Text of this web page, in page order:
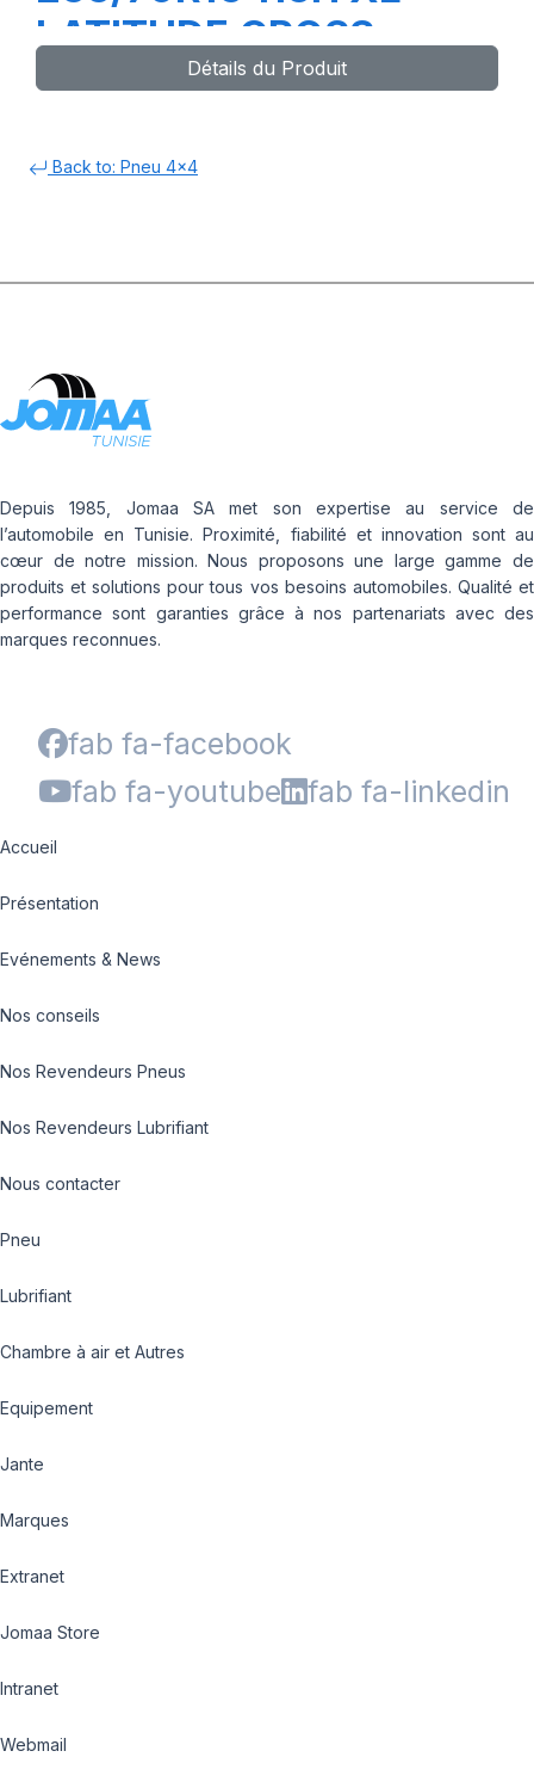
LATITUDE CROSS
Détails du Produit
Back to: Pneu 4x4
Depuis 1985, Jomaa SA met son expertise au service de
l’automobile en Tunisie. Proximité, fiabilité et innovation sont au
cœur de notre mission. Nous proposons une large gamme de
produits et solutions pour tous vos besoins automobiles. Qualité et
performance sont garanties grâce à nos partenariats avec des
marques reconnues.
fab fa-facebook
fab fa-youtube
fab fa-linkedin
Accueil
Présentation
Evénements & News
Nos conseils
Nos Revendeurs Pneus
Nos Revendeurs Lubrifiant
Nous contacter
Pneu
Lubrifiant
Chambre à air et Autres
Equipement
Jante
Marques
Extranet
Jomaa Store
Intranet
Webmail